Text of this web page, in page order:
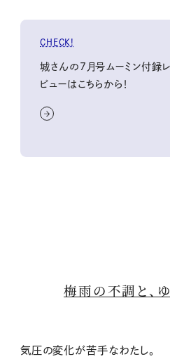
CHECK!
城さんの7月号ムーミン付録レ
ビューはこちらから！
梅雨の不調と、
気圧の変化が苦手なわたし。